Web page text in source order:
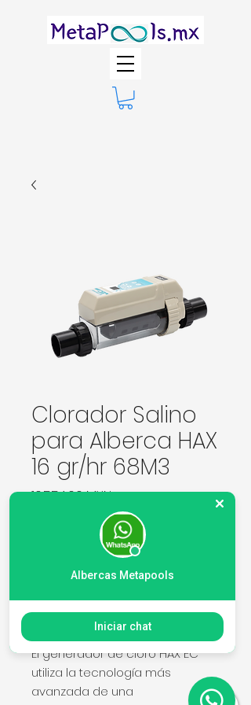
Clorador Salino
para Alberca HAX
16 gr/hr 68M3
10.554,00 MXNPrecio
Agregar al carrito
El generador de cloro HAX EC
utiliza la tecnología más
avanzada de una
Albercas Metapools
Iniciar chat